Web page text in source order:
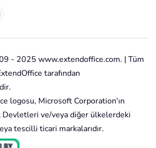
- 2025 www.extendoffice.com. | Tüm
tarafından
logosu, Microsoft Corporation'ın
ve/veya diğer ülkelerdeki
tescilli ticari markalarıdır.